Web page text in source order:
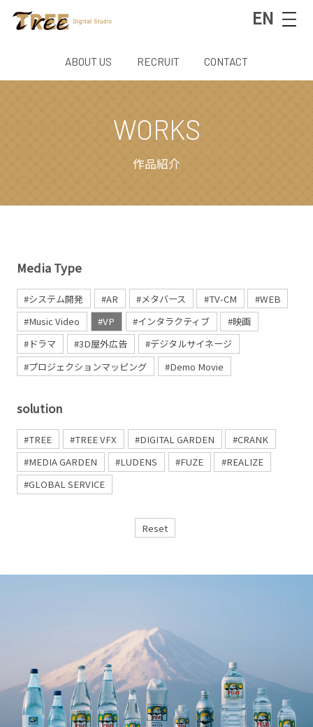
EN
ABOUT US RECRUIT CONTACT
WORKS
作品紹介
Media Type
#システム開発 #AR #メタバース #TV-CM
#WEB
#Music Video
#VP #インタラクティブ
#映画
#ドラマ
#3D屋外広告
#デジタルサイネージ
#プロジェクションマッピング
#Demo Movie
solution
#TREE #TREE VFX #DIGITAL GARDEN
#CRANK
#MEDIA GARDEN
#LUDENS #FUZE
#REALIZE
#GLOBAL SERVICE
Reset